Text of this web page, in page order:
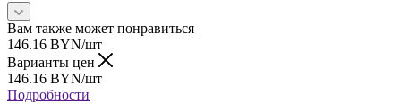
Вам также может понравиться
146.16 BYN/шт
Варианты цен
146.16 BYN/шт
Подробности